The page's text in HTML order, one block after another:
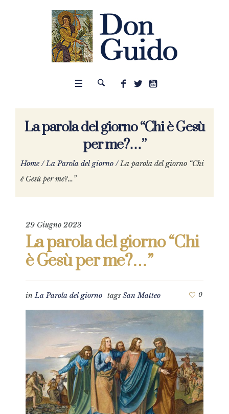
La parola del giorno “Chi è Gesù
per me?…”
Home /La Parola del giorno /La parola del giorno “Chi
è Gesù per me?…”
29 Giugno 2023
La parola del giorno “Chi
è Gesù per me?…”
inLa Parola del giorno tags San Matteo 0